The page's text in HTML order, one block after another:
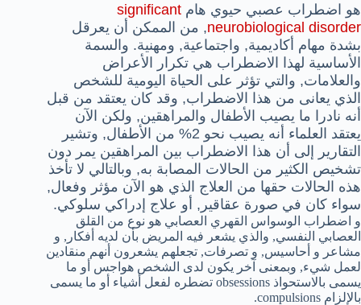
هو اضطراب عصبي حيوي هام significant
neurobiological disorder, من الممكن أن يعرقل
بشدة مهام أكاديمية, واجتماعية, ومهنية. والسمة
الأساسية لهذا الاضطراب هي تكرار الأعراض
والعلامات, والتي تؤثر على الحياة اليومية للشخص
الذي يعانى من هذا الاضطراب, وقد كان يعتقد من قبل
أنه نادرا ما يصيب الأطفال والمراهقين, ولكن الآن
يعتقد العلماء أنه يصيب نحو 2% من الأطفال, وتشير
التقارير إلى أن هذا الاضطراب بين المراهقين يمر دون
تشخيص الكثير من الحالات المصابة به, وبالتالي لا تأخذ
هذه الحالات حقها من العلاج الذي هو الآن مؤثر وفعال,
سواء كان في صورة عقاقير, أو علاج إدراكي سلوكي.
و اضطراب الوسواس القهري العصابي هو نوع من القلق
العصابي النفسي, والذي يشعر فيه المريض بأن لديه أفكار, و
مشاعر و أحاسيس, و تصرفات, تجعلهم يشعرون أنهم منقادين
لعمل شيء, وبمعنى آخر يكون لدى الشخص هواجس أو ما
يسمى بالاستحواذ obsessions تضطره لفعل أشياء أو ما يسمى
بالإلزام compulsions.